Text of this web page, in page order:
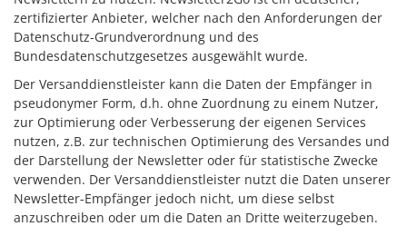
zertifizierter Anbieter, welcher nach den Anforderungen der
Datenschutz-Grundverordnung und des
Bundesdatenschutzgesetzes ausgewählt wurde.
Der Versanddienstleister kann die Daten der Empfänger in
pseudonymer Form, d.h. ohne Zuordnung zu einem Nutzer,
zur Optimierung oder Verbesserung der eigenen Services
nutzen, z.B. zur technischen Optimierung des Versandes und
der Darstellung der Newsletter oder für statistische Zwecke
verwenden. Der Versanddienstleister nutzt die Daten unserer
Newsletter-Empfänger jedoch nicht, um diese selbst
anzuschreiben oder um die Daten an Dritte weiterzugeben.